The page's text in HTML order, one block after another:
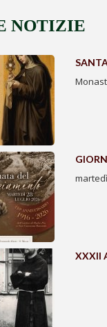
NOTIZIE
XXXII